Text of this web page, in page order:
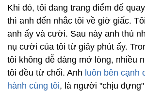
Khi đó, tôi đang trang điểm để
thì anh đến nhắc tôi về giờ giấc.
anh ấy và cười. Sau này anh thú
nụ cười của tôi từ giây phút ấy.
tôi không dễ dàng mở lòng, nhiều
tôi đều từ chối. Anh luôn bên cạnh
hành cùng tôi, là người "chịu